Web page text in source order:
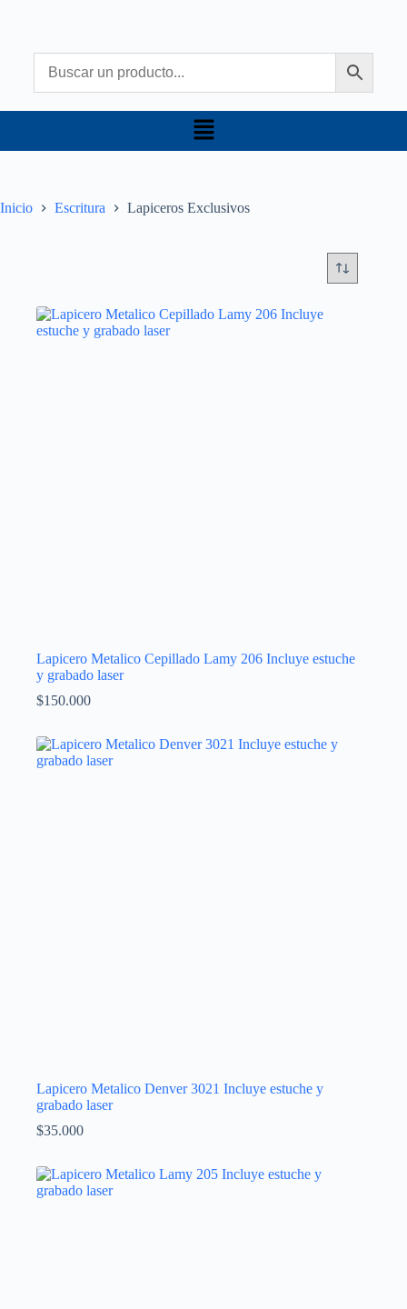
Inicio Escritura Lapiceros Exclusivos
Lapicero Metalico Cepillado Lamy 206 Incluye estuche
y grabado laser
$150.000
Lapicero Metalico Denver 3021 Incluye estuche y
grabado laser
$35.000